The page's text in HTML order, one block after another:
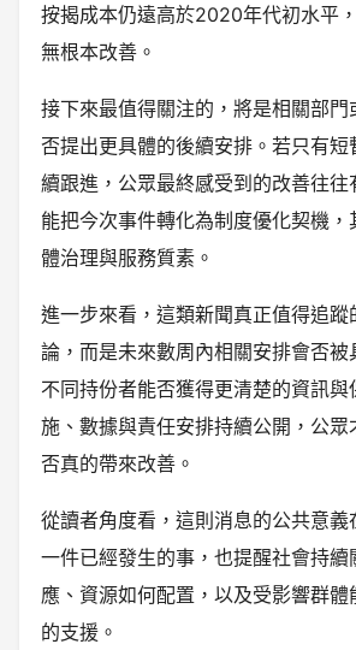
按揭成本仍遠高於2020年代初水平
無根本改善。
接下來最值得關注的，將是相關部門
否提出更具體的後續安排。若只有短
續跟進，公眾最終感受到的改善往往
能把今次事件轉化為制度優化契機
體治理與服務質素。
進一步來看，這類新聞真正值得追蹤
論，而是未來數周內相關安排會否被
不同持份者能否獲得更清楚的資訊
施、數據與責任安排持續公開，公眾
否真的帶來改善。
從讀者角度看，這則消息的公共意義
一件已經發生的事，也提醒社會持續
應、資源如何配置，以及受影響群體
的支援。